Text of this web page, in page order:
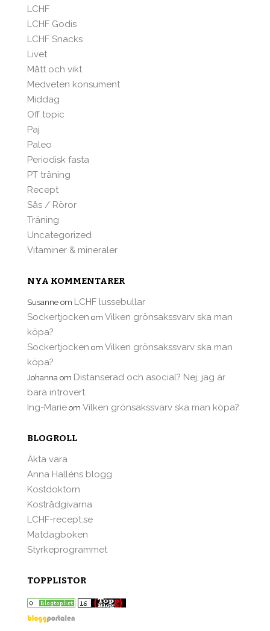
LCHF
LCHF Godis
LCHF Snacks
Livet
Mått och vikt
Medveten konsument
Middag
Off topic
Paj
Paleo
Periodisk fasta
PT träning
Recept
Sås / Röror
Träning
Uncategorized
Vitaminer & mineraler
NYA KOMMENTARER
Susanne om LCHF lussebullar
Sockertjocken om Vilken grönsakssvarv ska man
köpa?
Sockertjocken om Vilken grönsakssvarv ska man
köpa?
Johanna om Distanserad och asocial? Nej, jag är
bara introvert.
Ing-Marie om Vilken grönsakssvarv ska man köpa?
BLOGROLL
Äkta vara
Anna Halléns blogg
Kostdoktorn
Kostrådgivarna
LCHF-recept.se
Matdagboken
Styrkeprogrammet
TOPPLISTOR